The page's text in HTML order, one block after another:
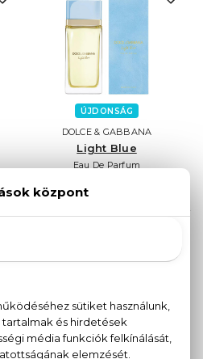
ÚJDONSÁG
DOLCE & GABBANA
Light Blue
Eau De Parfum
16.460 Ft -tól